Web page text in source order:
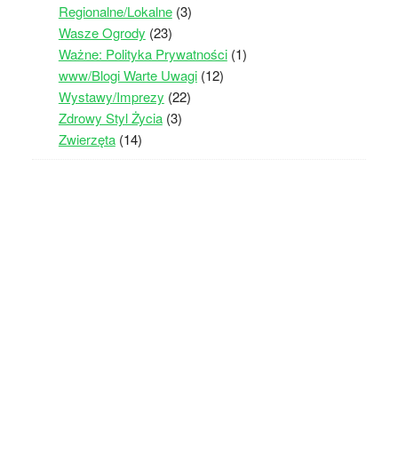
Regionalne/Lokalne(3)
Wasze Ogrody (23)
Ważne: Polityka Prywatności(1)
www/Blogi Warte Uwagi(12)
Wystawy/Imprezy (22)
Zdrowy Styl Życia(3)
Zwierzęta(14)